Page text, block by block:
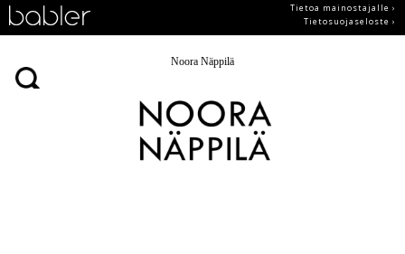
Tietoa mainostajalle ›
Tietosuojaseloste ›
Noora Näppilä